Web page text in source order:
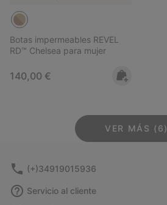
Botas impermeables REVEL
RD™ Chelsea para mujer
Regular price:
140,00 €
VER MÁS (6)
(+)34919015936
Servicio al cliente